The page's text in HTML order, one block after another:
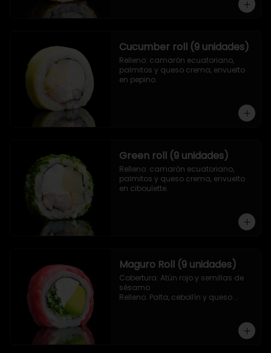
Cucumber roll (9 unidades)
Relleno: camarón ecuatoriano,
palmitos y queso crema, envuelto
en pepino.
Green roll (9 unidades)
Relleno: camarón ecuatoriano,
palmitos y queso crema, envuelto
en ciboulette.
Maguro Roll (9 unidades)
Cobertura: Atún rojo y semillas de
sésamo
Relleno: Palta, cebollín y queso